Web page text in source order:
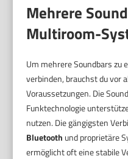
Mehrere
Multiroom-
Um mehrere Soundbars
verbinden, brauchst du vor
Voraussetzungen. Die
Funktechnologie
nutzen. Die gängigsten
Bluetooth und proprietäre
ermöglicht oft eine stabile